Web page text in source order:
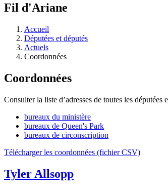
découvrir
l'Assemblée
législative.
Fil d'Ariane
Accueil
Députées et députés
Actuels
Coordonnées
Coordonnées
Consulter la liste d’adresses de toutes les
bureaux du ministère
bureaux de Queen's Park
bureaux de circonscription
Télécharger les coordonnées (fichier CSV)
Tyler Allsopp